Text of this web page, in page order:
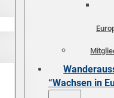
“Wachsen in